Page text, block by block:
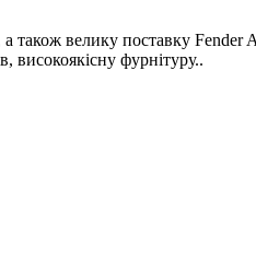
також велику поставку
високоякісну фурнітуру..